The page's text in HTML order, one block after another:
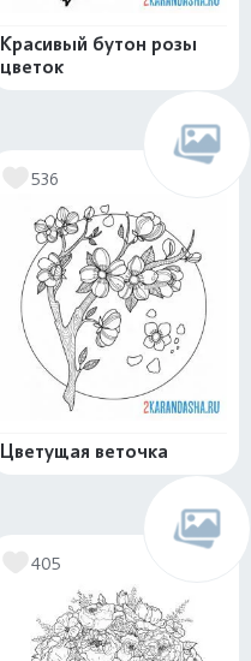
Красивый бутон розы
цветок
536
Цветущая веточка
405